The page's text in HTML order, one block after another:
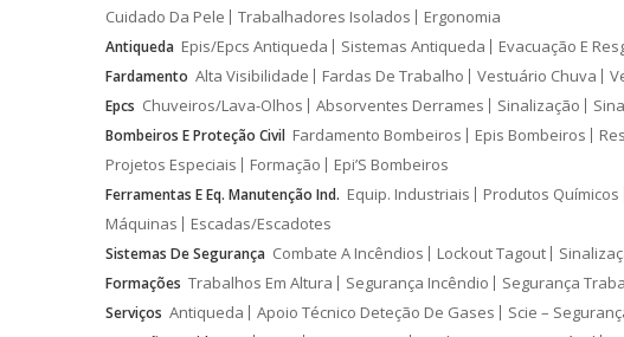
Cuidado Da Pele
Trabalhadores Isolados Ergonomia
Antiqueda Epis/Epcs Antiqueda Sistemas Antiqueda Evacuação E
Fardamento Alta Visibilidade Fardas De Trabalho Vestuário Chuva
Epcs Chuveiros/Lava-Olhos Absorventes Derrames Sinalização
Bombeiros E Proteção Civil Fardamento Bombeiros Epis Bombeiros
Projetos Especiais
Formação Epi’S Bombeiros
Ferramentas E Eq. Manutenção Ind. Equip. Industriais Produtos Químicos
Máquinas
Escadas/Escadotes
Sistemas De Segurança Combate A Incêndios Lockout Tagout
Formações Trabalhos Em Altura Segurança Incêndio Segurança
Serviços Antiqueda Apoio Técnico Deteção De Gases Scie –